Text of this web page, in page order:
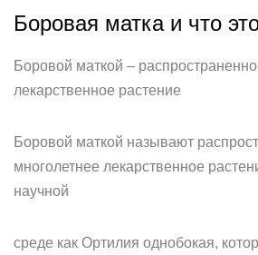
Боровая матка и что
Боровой маткой –
лекарственное растение
Боровой маткой называют
многолетнее лекарственное
научной
среде как Ортилия однобокая,